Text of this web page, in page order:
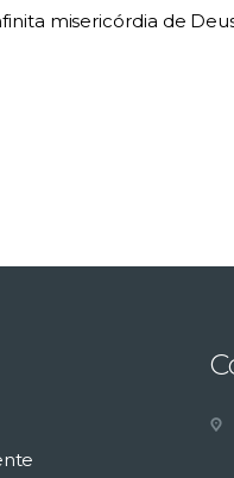
misericórdia de